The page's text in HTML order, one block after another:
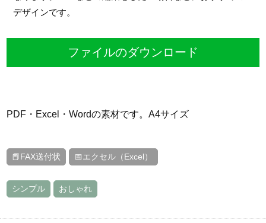
デザインです。
ファイルのダウンロード
PDF・Excel・Wordの素材です。A4サイズ
📕FAX送付状 📅エクセル（Excel）
シンプル おしゃれ